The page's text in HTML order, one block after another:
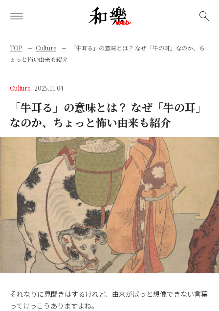
TOP Culture
「牛耳る」の意味とは？ なぜ「牛の耳」なのか、ち
ょっと怖い由来も紹介
Culture 2025.11.04
「牛耳る」の意味とは？ なぜ「牛の耳」
なのか、ちょっと怖い由来も紹介
それなりに見聞きはするけれど、由来がぱっと想像できない言葉
ってけっこうありますよね。